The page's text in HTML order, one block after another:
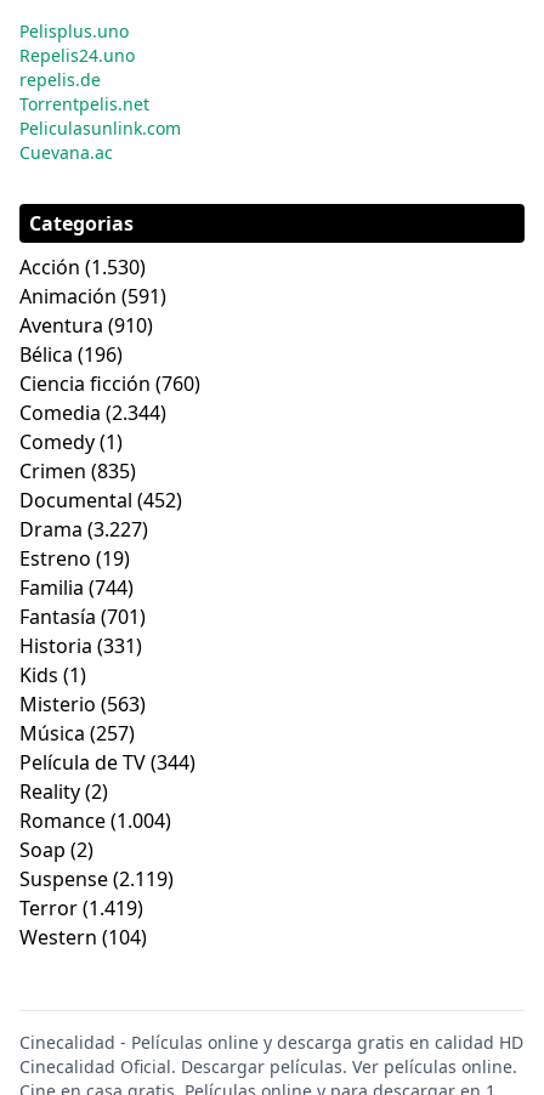
Pelisplus.uno
Repelis24.uno
repelis.de
Torrentpelis.net
Peliculasunlink.com
Cuevana.ac
Categorias
Acción (1.530)
Animación (591)
Aventura (910)
Bélica (196)
Ciencia ficción (760)
Comedia (2.344)
Comedy(1)
Crimen (835)
Documental (452)
Drama (3.227)
Estreno (19)
Familia (744)
Fantasía (701)
Historia (331)
Kids (1)
Misterio (563)
Música (257)
Película de TV(344)
Reality(2)
Romance(1.004)
Soap (2)
Suspense(2.119)
Terror(1.419)
Western (104)
Cinecalidad - Películas online y descarga gratis en calidad HD
Cinecalidad Oficial. Descargar películas. Ver películas online.